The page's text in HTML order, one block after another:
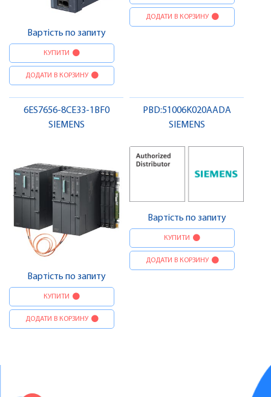
Вартість по запиту
КУПИТИ
ДОДАТИ В КОРЗИНУ
ДОДАТИ В КОРЗИНУ
6ES7656-8CE33-1BF0
SIEMENS
Вартість по запиту
КУПИТИ
ДОДАТИ В КОРЗИНУ
PBD:51006K020AADA
SIEMENS
Вартість по запиту
КУПИТИ
ДОДАТИ В КОРЗИНУ